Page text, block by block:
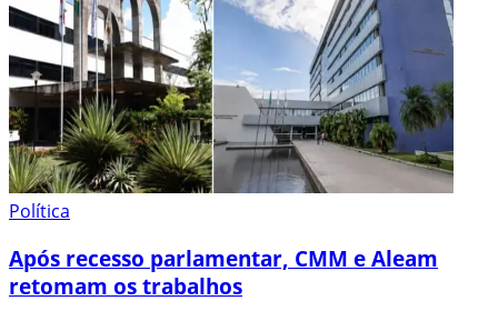
Política
Após recesso parlamentar, CMM e Aleam
retomam os trabalhos